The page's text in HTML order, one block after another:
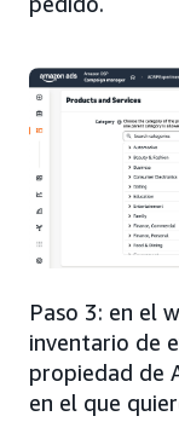
Paso 3: en el
inventario de
propiedad de
en el que